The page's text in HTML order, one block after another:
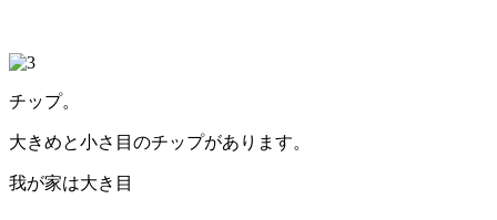
チップ。
大きめと小さ目のチップがあります。
我が家は大き目